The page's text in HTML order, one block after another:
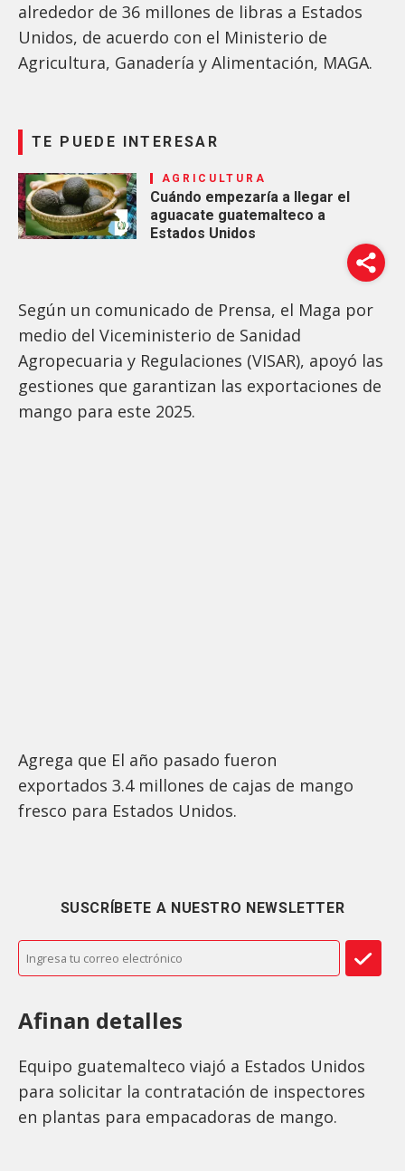
alrededor de 36 millones de libras a Estados
Unidos, de acuerdo con el Ministerio de
Agricultura, Ganadería y Alimentación, MAGA.
TE PUEDE INTERESAR
AGRICULTURA
Cuándo empezaría a llegar el
aguacate guatemalteco a
Estados Unidos
Según un comunicado de Prensa, el Maga por
medio del Viceministerio de Sanidad
Agropecuaria y Regulaciones (VISAR), apoyó las
gestiones que garantizan las exportaciones de
mango para este 2025.
Agrega que El año pasado fueron
exportados 3.4 millones de cajas de mango
fresco para Estados Unidos.
SUSCRÍBETE A NUESTRO NEWSLETTER
Afinan detalles
Equipo guatemalteco viajó a Estados Unidos
para solicitar la contratación de inspectores
en plantas para empacadoras de mango.